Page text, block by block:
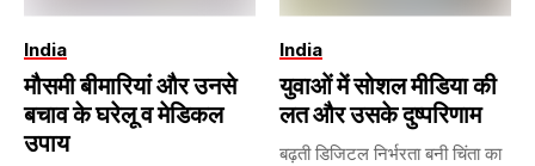
India
मौसमी बीमारियां और उनसे
बचाव के घरेलू व मेडिकल
उपाय
India
युवाओं में सोशल मीडिया की
लत और उसके दुष्परिणाम
बढ़ती डिजिटल निर्भरता बनी चिंता का